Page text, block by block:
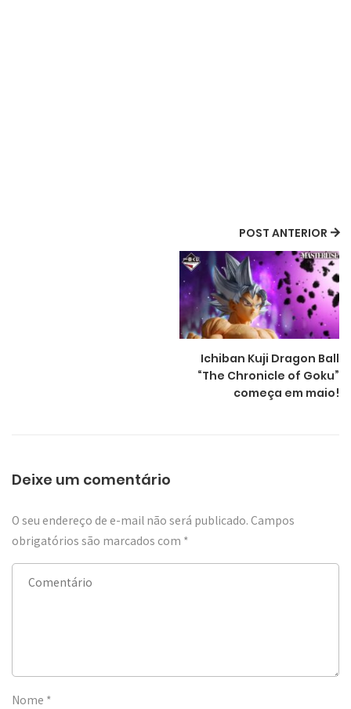
POST ANTERIOR
Ichiban Kuji Dragon Ball
“The Chronicle of Goku”
começa em maio!
Deixe um comentário
O seu endereço de e-mail não será publicado. Campos
obrigatórios são marcados com *
Nome *